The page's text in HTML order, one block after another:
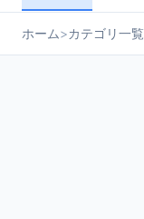
ホーム>カテゴリ一覧